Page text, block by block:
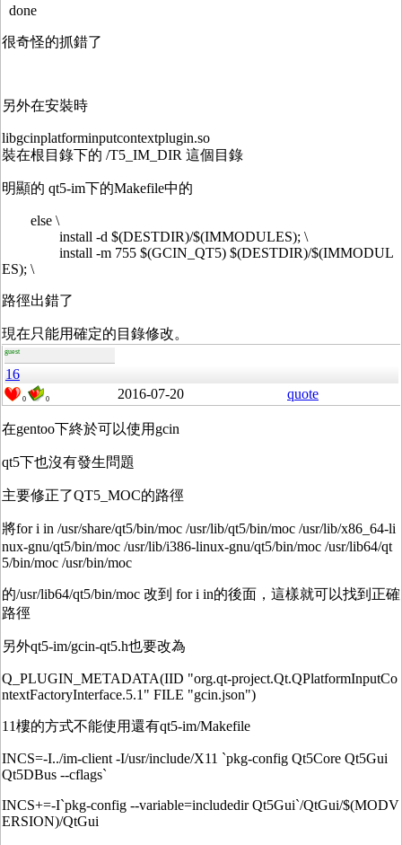
done
很奇怪的抓錯了
另外在安裝時
libgcinplatforminputcontextplugin.so
裝在根目錄下的 /T5_IM_DIR 這個目錄
明顯的 qt5-im下的Makefile中的
else \
install -d $(DESTDIR)/$(IMMODULES); \
install -m 755 $(GCIN_QT5) $(DESTDIR)/$(IMMODUL
ES); \
路徑出錯了
現在只能用確定的目錄修改。
guest
16
0 0 2016-07-20 quote
在gentoo下終於可以使用gcin
qt5下也沒有發生問題
主要修正了QT5_MOC的路徑
將for i in /usr/share/qt5/bin/moc /usr/lib/qt5/bin/moc /usr/lib/x86_64-li
nux-gnu/qt5/bin/moc /usr/lib/i386-linux-gnu/qt5/bin/moc /usr/lib64/qt
5/bin/moc /usr/bin/moc
的/usr/lib64/qt5/bin/moc 改到 for i in的後面，這樣就可以找到正確
路徑
另外qt5-im/gcin-qt5.h也要改為
Q_PLUGIN_METADATA(IID "org.qt-project.Qt.QPlatformInputCo
ntextFactoryInterface.5.1" FILE "gcin.json")
11樓的方式不能使用還有qt5-im/Makefile
INCS=-I../im-client -I/usr/include/X11 `pkg-config Qt5Core Qt5Gui
Qt5DBus --cflags`
INCS+=-I`pkg-config --variable=includedir Qt5Gui`/QtGui/$(MODV
ERSION)/QtGui